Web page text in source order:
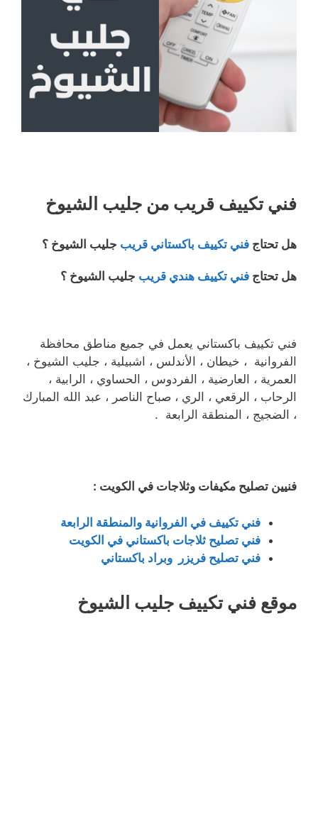
فني تكييف قريب من جليب الشيوخ
هل تحتاج فني تكييف باكستاني قريب جليب الشيوخ ؟
هل تحتاج فني تكييف هندي قريب جليب الشيوخ ؟
فني تكييف باكستاني يعمل في جميع مناطق محافظة
الفروانية ، خيطان ، الأندلس ، اشبيلية ، جليب الشيوخ ،
العمرية ، العارضية ، الفردوس ، الحساوي ، الرابية ،
الرحاب ، الرقعي ، الري ، صباح الناصر ، عبد الله المبارك
، الضجيج ، المنطقة الرابعة .
فنيين تصليح مكيفات وثلاجات في الكويت :
فني تكييف في الفروانية والمنطقة الرابعة
فني تصليح ثلاجات باكستاني في الكويت
فني تصليح فريزر وبراد باكستاني
موقع فني تكييف جليب الشيوخ